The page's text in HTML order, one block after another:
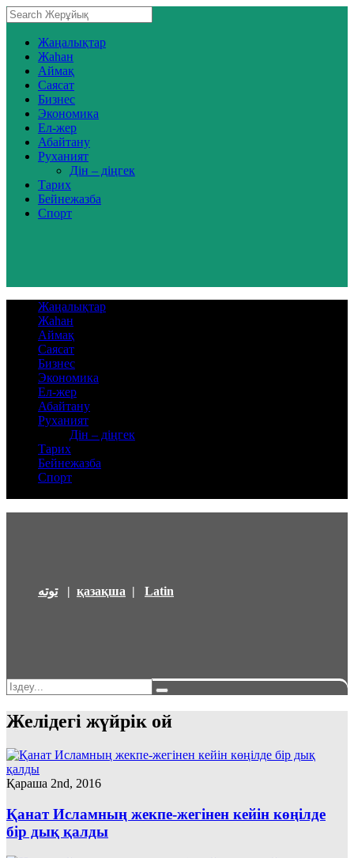
Жаңалықтар
Жаһан
Аймақ
Саясат
Бизнес
Экономика
Ел-жер
Абайтану
Руханият
Дін – діңгек
Тарих
Бейнежазба
Спорт
Жаңалықтар
Жаһан
Аймақ
Саясат
Бизнес
Экономика
Ел-жер
Абайтану
Руханият
Дін – діңгек
Тарих
Бейнежазба
Спорт
توتە| қазақша | Latin
Желідегі жүйрік ой
Қараша 2nd, 2016
Қанат Исламның жекпе-жегінен кейін көңілде
бір дық қалды